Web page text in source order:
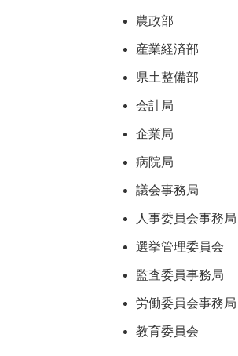
農政部
産業経済部
県土整備部
会計局
企業局
病院局
議会事務局
人事委員会事務局
選挙管理委員会
監査委員事務局
労働委員会事務局
教育委員会